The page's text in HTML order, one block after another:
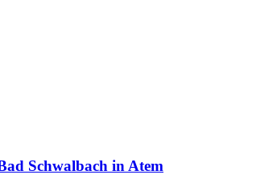
Schwalbach in Atem